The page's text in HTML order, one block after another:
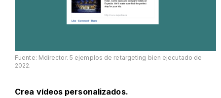
Fuente: Mdirector. 5 ejemplos de retargeting bien ejecutado de
2022.
Crea vídeos personalizados.